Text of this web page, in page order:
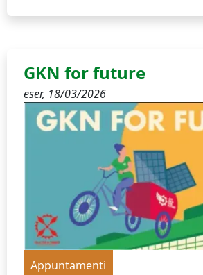
GKN for future
eser, 18/03/2026
Appuntamenti